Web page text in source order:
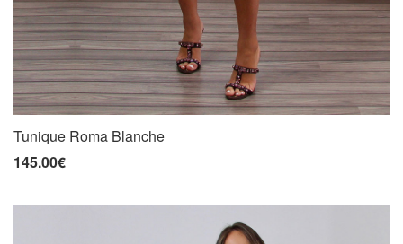
Tunique Roma Blanche
145.00€